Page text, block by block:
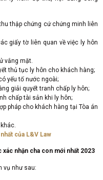
thập chứng cứ chứng minh liên
giấy tờ liên quan về việc ly hôn
vắng mặt.
thủ tục ly hôn cho khách hàng;
yếu tố nước ngoài;
giải quyết tranh chấp ly hôn;
chấp tài sản khi ly hôn;
pháp cho khách hàng tại Tòa án
của L&V Law
nhận cha con mới nhất 2023
vụ như sau: